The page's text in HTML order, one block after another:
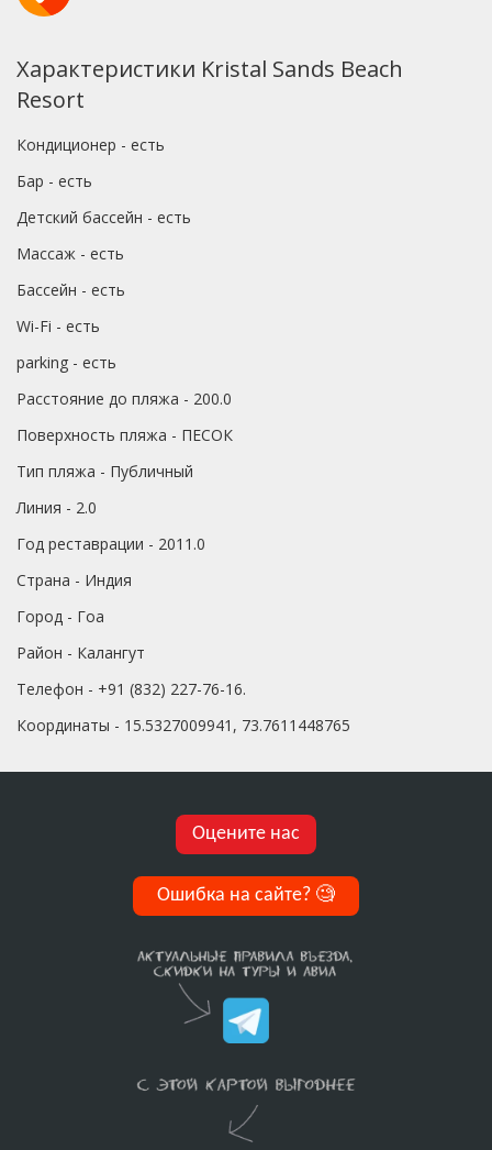
Характеристики Kristal Sands Beach
Resort
Кондиционер - есть
Бар - есть
Детский бассейн - есть
Массаж - есть
Бассейн - есть
Wi-Fi - есть
parking - есть
Расстояние до пляжа - 200.0
Поверхность пляжа - ПЕСОК
Тип пляжа - Публичный
Линия - 2.0
Год реставрации - 2011.0
Страна - Индия
Город - Гоа
Район - Калангут
Телефон - +91 (832) 227-76-16.
Координаты - 15.5327009941, 73.7611448765
Оцените нас
Ошибка на сайте? 🧐